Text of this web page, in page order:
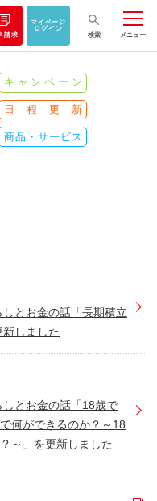
請求
マイページ
ログイン
検索
メニュー
キャンペーン
日程更新
商品・サービス
とお金の話「長期積立
しました
とお金の話「18歳で
何ができるのか？～18
～」を更新しました